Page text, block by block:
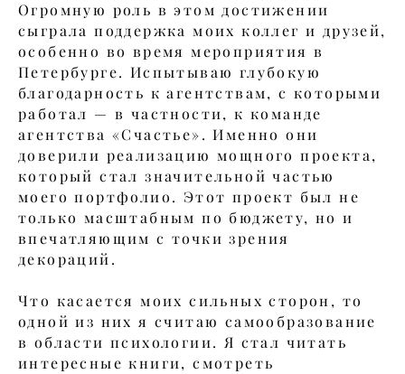
Огромную роль в этом достижении
сыграла поддержка моих коллег и друзей,
особенно во время мероприятия в
Петербурге. Испытываю глубокую
благодарность к агентствам, с которыми
работал — в частности, к команде
агентства «Счастье». Именно они
доверили реализацию мощного проекта,
который стал значительной частью
моего портфолио. Этот проект был не
только масштабным по бюджету, но и
впечатляющим с точки зрения
декораций.
Что касается моих сильных сторон, то
одной из них я считаю самообразование
в области психологии. Я стал читать
интересные книги, смотреть